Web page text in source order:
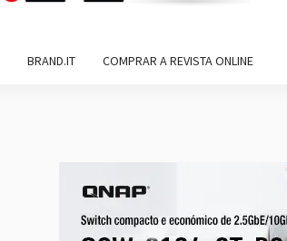
BRAND.IT COMPRAR A REVISTA ONLINE